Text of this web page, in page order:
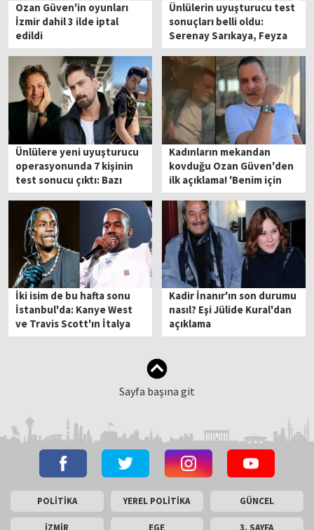
Ozan Güven'in oyunları
İzmir dahil 3 ilde iptal
edildi
Ünlülerin uyuşturucu test
sonuçları belli oldu:
Serenay Sarıkaya, Feyza
Civelek, Berkay Şahin...
Ünlülere yeni uyuşturucu
operasyonunda 7 kişinin
test sonucu çıktı: Bazı
şüpheliler pozitif
Kadınların mekandan
kovduğu Ozan Güven'den
ilk açıklama! 'Benim için
çok ağırdı'
İki isim de bu hafta sonu
İstanbul'da: Kanye West
ve Travis Scott'ın İtalya
konserleri iptal edildi!
Kadir İnanır'ın son durumu
nasıl? Eşi Jülide Kural'dan
açıklama
Sayfa başına git
POLİTİKA YEREL POLİTİKA GÜNCEL